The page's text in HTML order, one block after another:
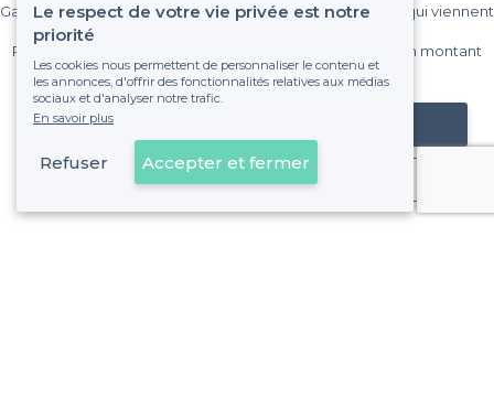
Gagnez de nombreux clients parmi le million de visiteurs qui viennent
Pas de commissions et sans engagement, vous payez un montant
fixe sans risque de voir déraper la facture.
Référencer mon établissement
Déjà client
Le respect de votre vie privée est notre
priorité
Les cookies nous permettent de personnaliser le contenu et
les annonces, d'offrir des fonctionnalités relatives aux médias
sociaux et d'analyser notre trafic.
En savoir plus
Refuser Accepter et fermer